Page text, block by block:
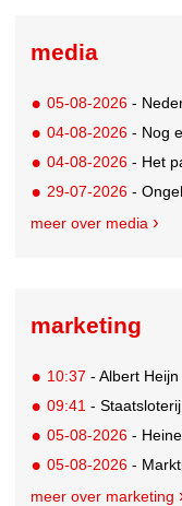
media
05-08-2026 -
04-08-2026 - Nog een
04-08-2026 - Het
29-07-2026 - Ongehoord
meer over media
marketing
10:37 - Albert Heijn
09:41 - Staatsloterij brengt
05-08-2026 -
05-08-2026 -
meer over marketing